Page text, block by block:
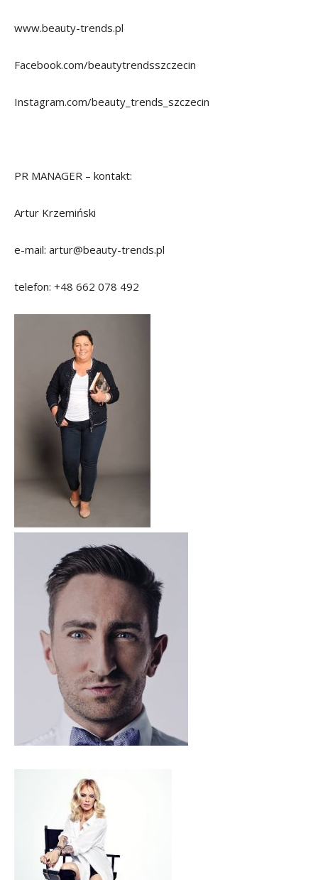
www.beauty-trends.pl
Facebook.com/beautytrendsszczecin
Instagram.com/beauty_trends_szczecin
PR MANAGER – kontakt:
Artur Krzemiński
e-mail: artur@beauty-trends.pl
telefon: +48 662 078 492